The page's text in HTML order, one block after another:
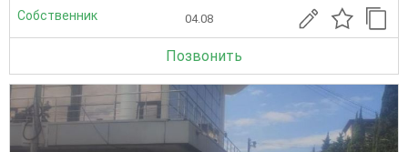
Собственник 04.08
Позвонить